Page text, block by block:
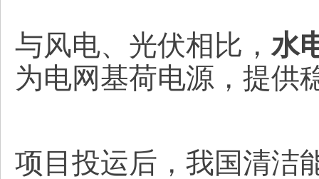
与风电、光伏相比，水
为电网基荷电源，提供
项目投运后，我国清洁